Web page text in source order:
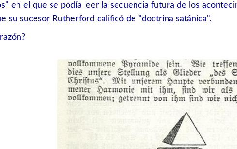
en el que se podía leer la secuencia futura de los
su sucesor Rutherford calificó de "doctrina satánica".